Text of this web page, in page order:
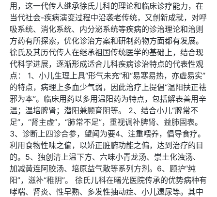
用，这一代传人继承徐氏儿科的理论和临床诊疗能力，在
当代社会-疾病演变过程中沿袭老传统，又创新成就，对呼
吸系统、消化系统、内分泌系统等疾病的诊治理论和治则
方药有所探索，优化诊治方案和研制药物方面都有发展。
徐氏及其历代传人在继承祖国传统医学的基础上，结合现
代科学进展，逐渐形成适合儿科疾病诊治特点的代表性观
点： 1、小儿生理上具“形气未充”和“易寒易热，亦虚易实”
的特点，病理上多血少气弱，因此治疗上提倡“温阳扶正祛
邪为本”。临床用药以多用温阳药为特点，包括解表善用辛
温；温培脾肾；潜阳兼顾育阴等。 2、结合小儿“脾常不
足”，“肾主虚”，“肺常不足”，重视调补脾肾、益肺固表。
3、诊断上四诊合参，望闻为要4、注重喂养，倡导食疗。
利用食物性味之偏，以矫正脏腑功能之偏，达到治疗的目
的。5、独创清上温下方、六味小青龙汤、崇土化浊汤、
加减黄连阿胶汤、培原益气散等系列方剂。6、顾护“纯
阳”，滋补“稚阴”。 徐氏儿科在曙光医院传承的优势病种有
哮喘、肾炎、性早熟、多发性抽动症、小儿遗尿等。其中